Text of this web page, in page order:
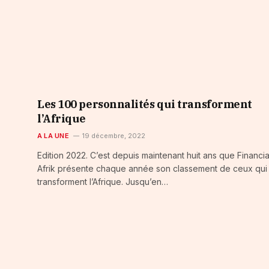
Les 100 personnalités qui transforment
l’Afrique
A LA UNE 19 décembre, 2022
Edition 2022. C’est depuis maintenant huit ans que
Afrik présente chaque année son classement de ceux qui
transforment l’Afrique. Jusqu’en…